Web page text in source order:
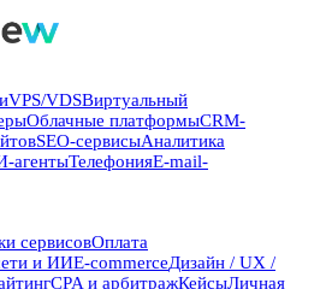
VPS/VDSВиртуальный
Облачные платформыCRM-
SEO-сервисыАналитика
агентыТелефонияE-mail-
сервисовОплата
и ИИE-commerceДизайн / UX /
CPA и арбитражКейсыЛичная